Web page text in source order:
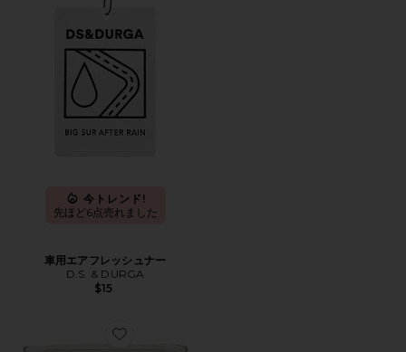
今トレンド!
先ほど6点売れました
車用エアフレッシュナー
D.S. & DURGA
$15
Favorite SANTAL & VETIVER CANDLE キャンドル